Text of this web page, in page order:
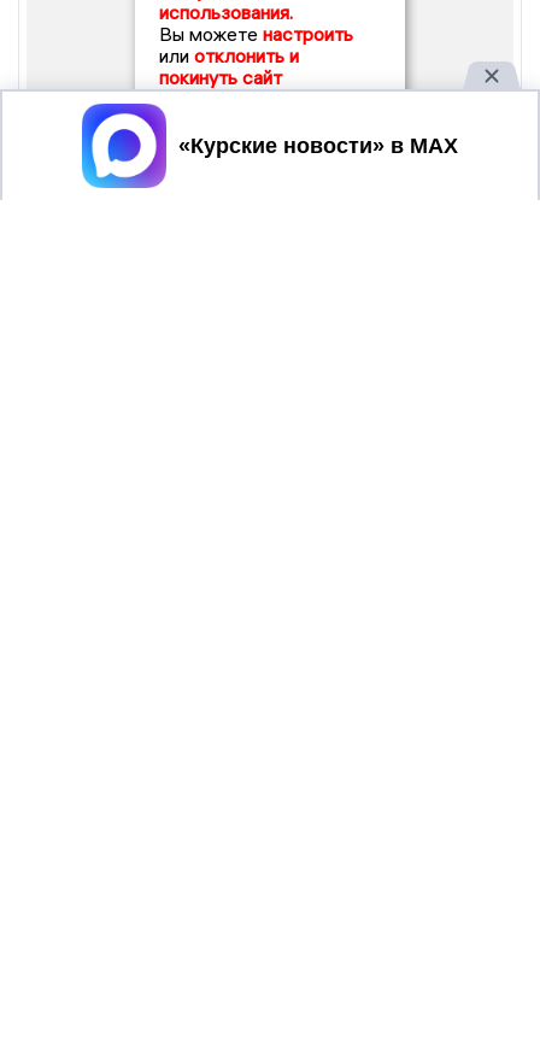
использования.
Вы можете настроить
или отклонить и
покинуть сайт
Принять